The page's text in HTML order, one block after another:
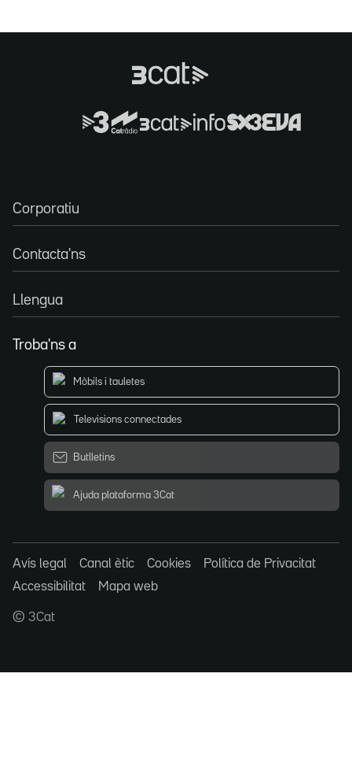
Corporatiu
Contacta'ns
Llengua
Troba'ns a
Mòbils i tauletes
Televisions connectades
Butlletins
Ajuda plataforma 3Cat
Avís legal Canal ètic Cookies
Política de Privacitat
Accessibilitat
Mapa web
© 3Cat